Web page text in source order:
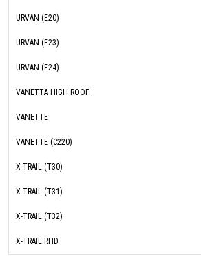
URVAN (E20)
URVAN (E23)
URVAN (E24)
VANETTA HIGH ROOF
VANETTE
VANETTE (C220)
X-TRAIL (T30)
X-TRAIL (T31)
X-TRAIL (T32)
X-TRAIL RHD